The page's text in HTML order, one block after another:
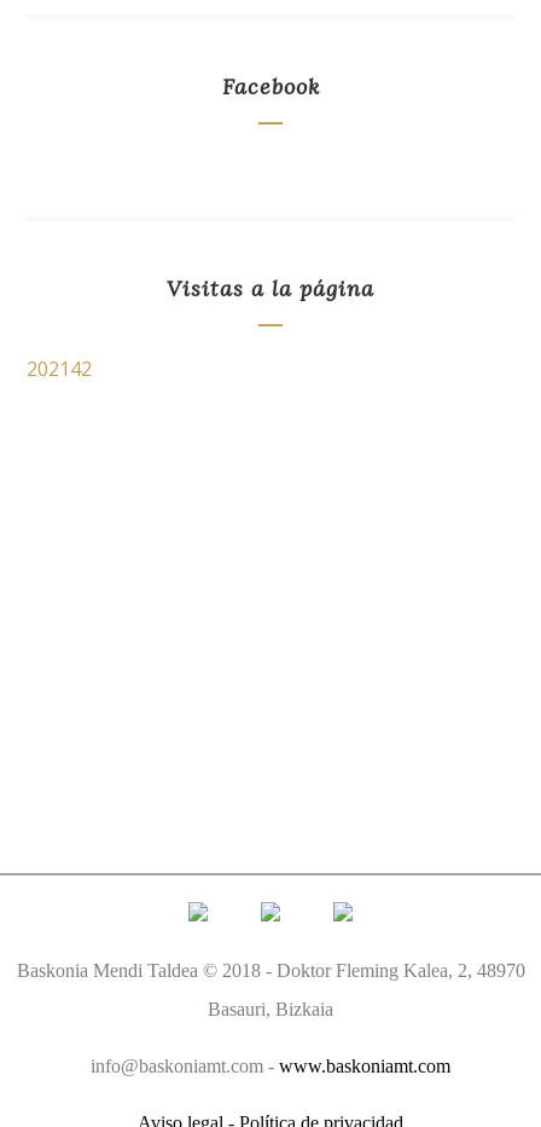
Facebook
Visitas a la página
202142
Baskonia Mendi Taldea © 2018 - Doktor Fleming Kalea, 2, 48970
Basauri, Bizkaia
info@baskoniamt.com - www.baskoniamt.com
Aviso legal - Política de privacidad